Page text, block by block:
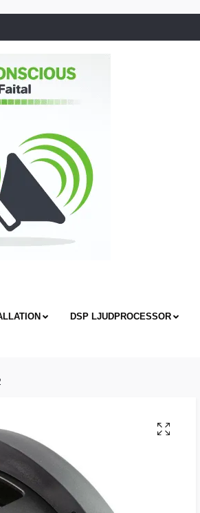
DSP LJUDPROCESSOR